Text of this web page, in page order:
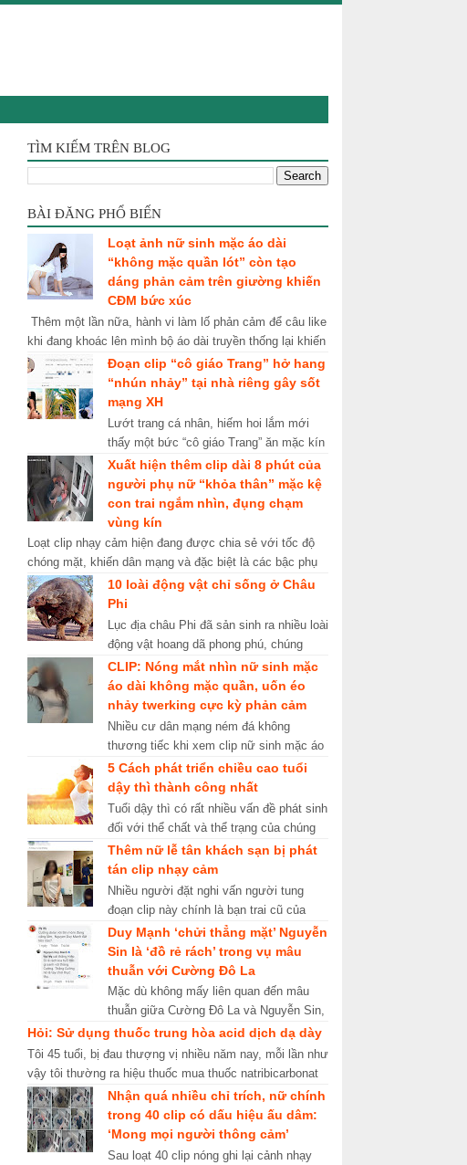
TÌM KIẾM TRÊN BLOG
BÀI ĐĂNG PHỔ BIẾN
Loạt ảnh nữ sinh mặc áo dài
“không mặc quần lót” còn tạo
dáng phản cảm trên giường khiến
CĐM bức xúc
Thêm một lần nữa, hành vi làm lố phản cảm để câu like
khi đang khoác lên mình bộ áo dài truyền thống lại khiến
khổ chủ nhận về cái kết ê ch...Đoạn clip “cô giáo Trang” hở hang
“nhún nhảy” tại nhà riêng gây sốt
mạng XH
Lướt trang cá nhân, hiếm hoi lắm mới
thấy một bức “cô giáo Trang” ăn mặc kín
đáo. Những ngày qua, mạng xã hội xôn
xao về cái tên “cô giáo Tr...
Xuất hiện thêm clip dài 8 phút của
người phụ nữ “khỏa thân” mặc kệ
con trai ngắm nhìn, đụng chạm
vùng kín
Loạt clip nhạy cảm hiện đang được chia sẻ với tốc độ
chóng mặt, khiến dân mạng và đặc biệt là các bậc phụ
huynh sốc nặng. Những ngày gần ...
10 loài động vật chỉ sống ở Châu
Phi
Lục địa châu Phi đã sản sinh ra nhiều loài
động vật hoang dã phong phú, chúng
sống trên khắp các sa mạc, thảo nguyên,
thung lũng lớn và rừn...
CLIP: Nóng mắt nhìn nữ sinh mặc
áo dài không mặc quần, uốn éo
nhảy twerking cực kỳ phản cảm
Nhiều cư dân mạng ném đá không
thương tiếc khi xem clip nữ sinh mặc áo
dài trắng nhưng không chịu mặc quần,
uốn éo nhảy điệu twerking vô cù...
5 Cách phát triển chiều cao tuổi
dậy thì thành công nhất
Tuổi dậy thì có rất nhiều vấn đề phát sinh
đối với thể chất và thể trạng của chúng
ta nên nếu chúng ta có sự đầu tư cho
giai đoạn mang tính ...
Thêm nữ lễ tân khách sạn bị phát
tán clip nhạy cảm
Nhiều người đặt nghi vấn người tung
đoạn clip này chính là bạn trai cũ của
như lễ tân trong khách sạn. Mới đây, trên
mạng xã hội tiếp tục...
Duy Mạnh ‘chửi thẳng mặt’ Nguyễn
Sin là ‘đồ rẻ rách’ trong vụ mâu
thuẫn với Cường Đô La
Mặc dù không mấy liên quan đến mâu
thuẫn giữa Cường Đô La và Nguyễn Sin,
nhưng Duy Mạnh lại khá gay gắt khi nhắc
đến sự việc. Vừa qua, ồn ...
Hỏi: Sử dụng thuốc trung hòa acid dịch dạ dày
Tôi 45 tuổi, bị đau thượng vị nhiều năm nay, mỗi lần như
vậy tôi thường ra hiệu thuốc mua thuốc natribicarbonat
về uống, có đỡ đau lúc dùng ...Nhận quá nhiều chỉ trích, nữ chính
trong 40 clip có dấu hiệu ấu dâm:
‘Mong mọi người thông cảm’
Sau loạt 40 clip nóng ghi lại cảnh nhạy